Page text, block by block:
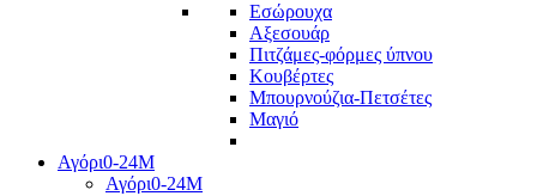
Εσώρουχα
Αξεσουάρ
Πιτζάμες-φόρμες ύπνου
Κουβέρτες
Μπουρνούζια-Πετσέτες
Μαγιό
Αγόρι0-24Μ
Αγόρι0-24Μ